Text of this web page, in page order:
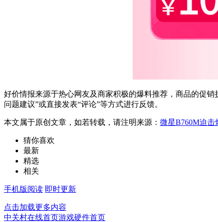
好价情报来源于热心网友及商家积极的爆料推荐，商品的促
问题建议”或直接发表“评论”等方式进行反馈。
本文属于原创文章，如若转载，请注明来源： 微星B760M迫击
猜你喜欢
最新
精选
相关
手机版阅读 即时更新
点击加载更多内容
中关村在线首页游戏硬件首页